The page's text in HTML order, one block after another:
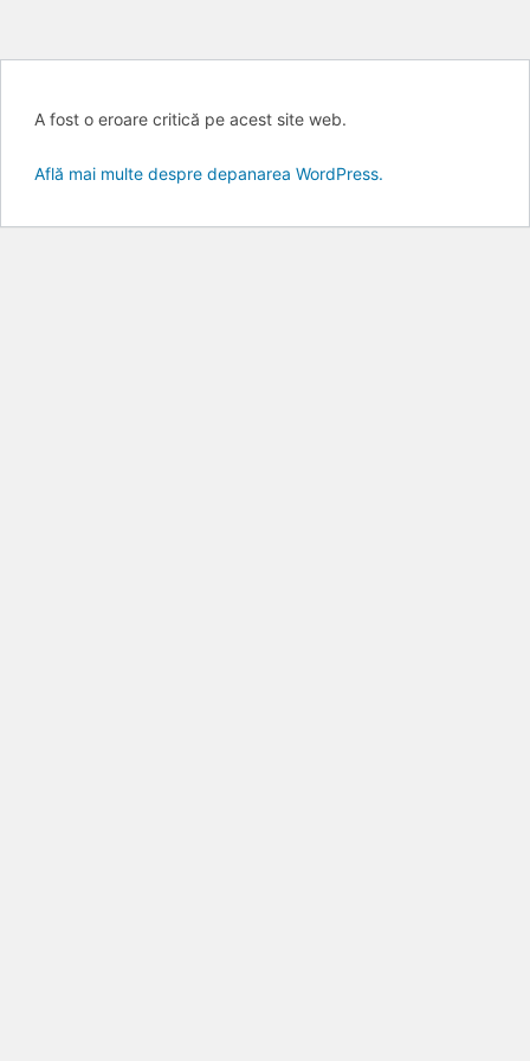
Skip
content
A fost o eroare critică pe acest site web.
Află mai multe despre depanarea WordPress.